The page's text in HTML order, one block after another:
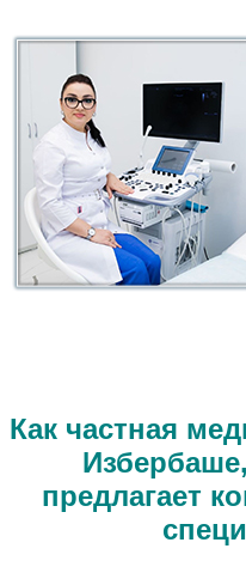
Как частная
предлагает